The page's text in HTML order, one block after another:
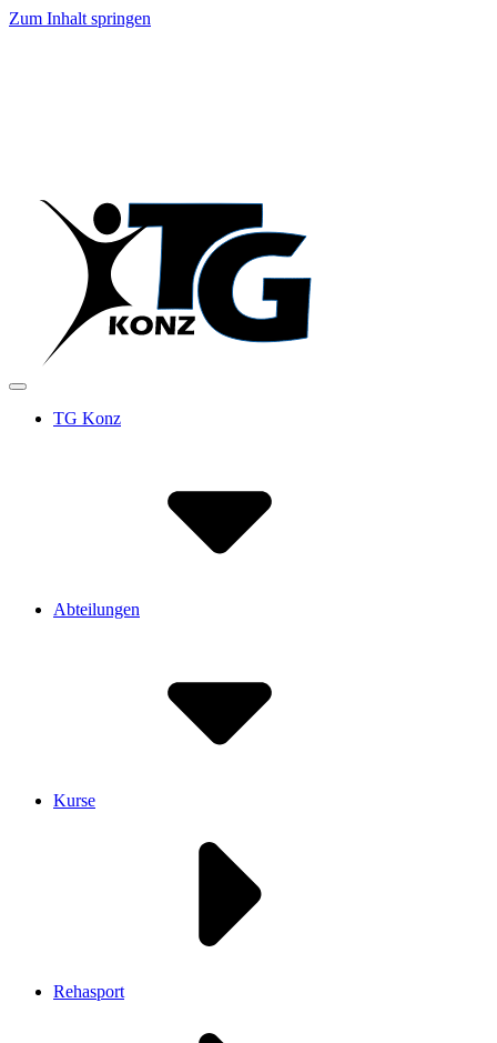
Zum Inhalt springen
TG Konz
Abteilungen
Kurse
Rehasport